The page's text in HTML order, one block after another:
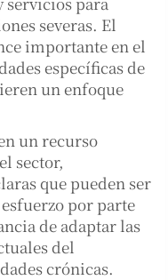
severas. El
importante en el
específicas de
un enfoque
un recurso
sector,
que pueden ser
por parte
de adaptar las
del
crónicas.